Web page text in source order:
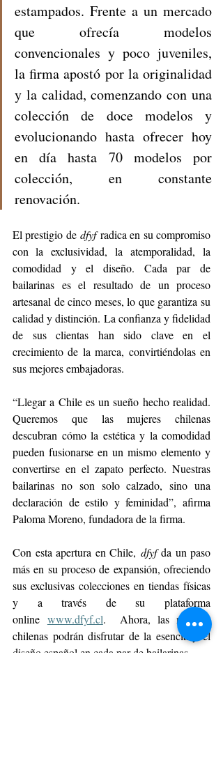
estampados. Frente a un mercado
que ofrecía modelos
convencionales y poco juveniles,
la firma apostó por la originalidad
y la calidad, comenzando con una
colección de doce modelos y
evolucionando hasta ofrecer hoy
en día hasta 70 modelos por
colección, en constante
renovación.
El prestigio de dfyf radica en su compromiso
con la exclusividad, la atemporalidad, la
comodidad y el diseño. Cada par de
bailarinas es el resultado de un proceso
artesanal de cinco meses, lo que garantiza su
calidad y distinción. La confianza y fidelidad
de sus clientas han sido clave en el
crecimiento de la marca, convirtiéndolas en
sus mejores embajadoras.
“Llegar a Chile es un sueño hecho realidad.
Queremos que las mujeres chilenas
descubran cómo la estética y la comodidad
pueden fusionarse en un mismo elemento y
convertirse en el zapato perfecto. Nuestras
bailarinas no son solo calzado, sino una
declaración de estilo y feminidad”, afirma
Paloma Moreno, fundadora de la firma.
Con esta apertura en Chile, dfyf da un paso
más en su proceso de expansión, ofreciendo
sus exclusivas colecciones en tiendas físicas
y a través de su plataforma
online www.dfyf.cl.  Ahora, las mujeres
chilenas podrán disfrutar de la esencia y el
diseño español en cada par de bailarinas.